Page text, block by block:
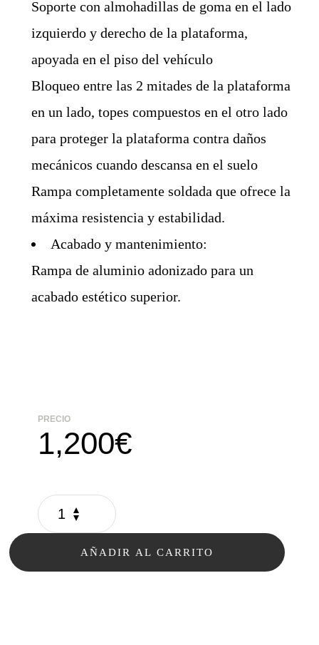
Soporte con almohadillas de goma en el lado
izquierdo y derecho de la plataforma,
apoyada en el piso del vehículo
Bloqueo entre las 2 mitades de la plataforma
en un lado, topes compuestos en el otro lado
para proteger la plataforma contra daños
mecánicos cuando descansa en el suelo
Rampa completamente soldada que ofrece la
máxima resistencia y estabilidad.
Acabado y mantenimiento:
Rampa de aluminio adonizado para un
acabado estético superior.
PRECIO
1,200€
AÑADIR AL CARRITO